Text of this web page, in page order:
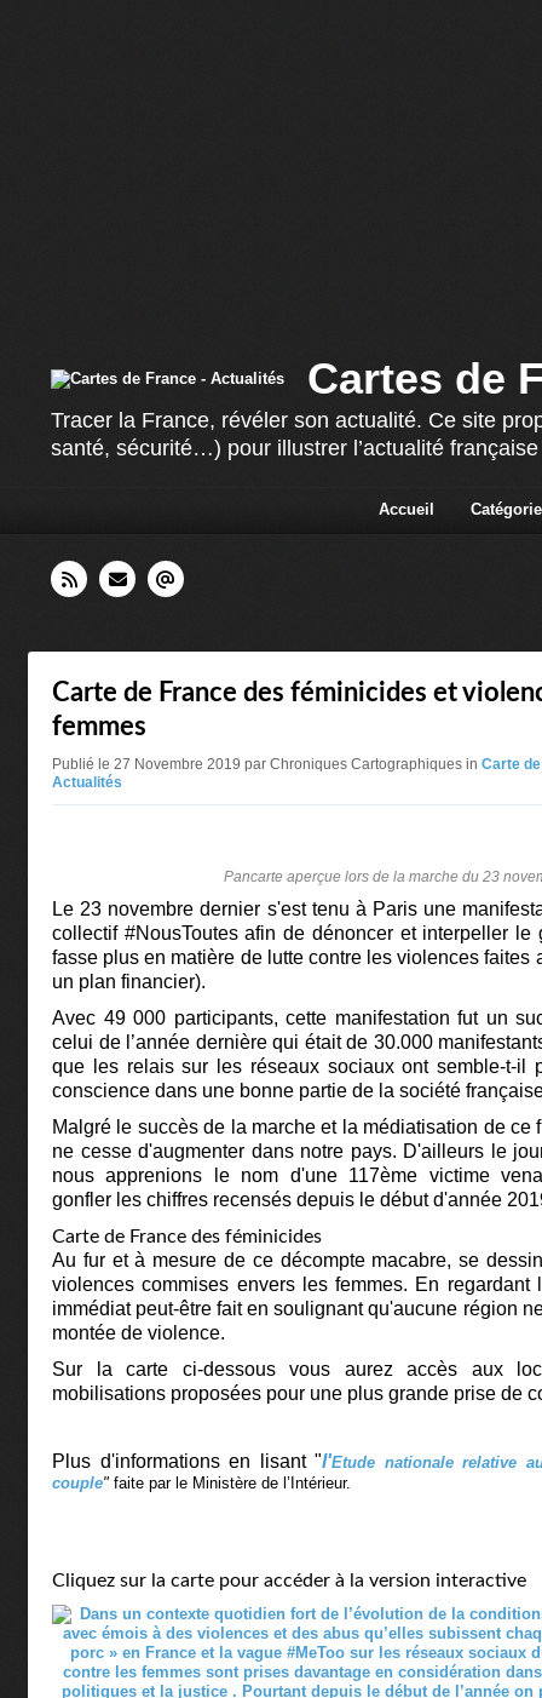
Cartes de
Tracer la France, révéler son actualité. Ce site
santé, sécurité…) pour illustrer l’actualité
Accueil
Carte de France des féminicides et
femmes
Publié le 27 Novembre 2019 par Chroniques Cartographiques in Carte
Actualités
Pancarte aperçue lors de la marche du 23
Le 23 novembre dernier s'est tenu à Paris une
collectif #NousToutes afin de dénoncer et interpeller le
fasse plus en matière de lutte contre les violences faites
un plan financier).
Avec 49 000 participants, cette manifestation fut un
celui de l’année dernière qui était de 30.000
que les relais sur les réseaux sociaux ont semble-t-il
conscience dans une bonne partie de la société
Malgré le succès de la marche et la médiatisation de ce
ne cesse d'augmenter dans notre pays. D'ailleurs le
nous apprenions le nom d'une 117ème victime
gonfler les chiffres recensés depuis le début d'année
Carte de France des féminicides
Au fur et à mesure de ce décompte macabre, se
violences commises envers les femmes. En regardant
immédiat peut-être fait en soulignant qu'aucune région
montée de violence.
Sur la carte ci-dessous vous aurez accès aux
mobilisations proposées pour une plus grande prise de
Plus d'informations en lisant "l'Etude nationale relative
couple" faite par le Ministère de l’Intérieur.
Cliquez sur la carte pour accéder à la version interactive